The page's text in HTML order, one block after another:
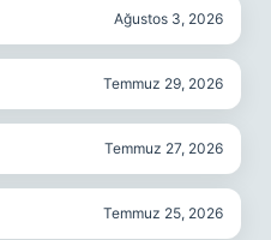
Ağustos 3, 2026
Temmuz 29, 2026
Temmuz 27, 2026
Temmuz 25, 2026